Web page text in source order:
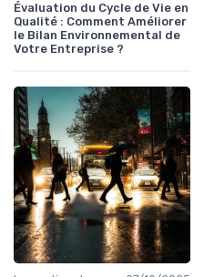
Évaluation du Cycle de Vie en
Qualité : Comment Améliorer
le Bilan Environnemental de
Votre Entreprise ?